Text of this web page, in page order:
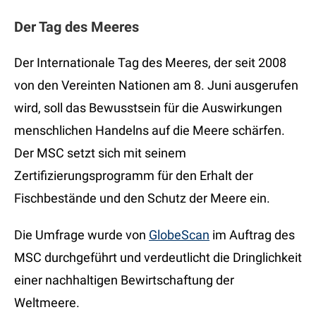
Der Tag des Meeres
Der Internationale Tag des Meeres, der seit 2008
von den Vereinten Nationen am 8. Juni ausgerufen
wird, soll das Bewusstsein für die Auswirkungen
menschlichen Handelns auf die Meere schärfen.
Der MSC setzt sich mit seinem
Zertifizierungsprogramm für den Erhalt der
Fischbestände und den Schutz der Meere ein.
Die Umfrage wurde von GlobeScan im Auftrag des
MSC durchgeführt und verdeutlicht die Dringlichkeit
einer nachhaltigen Bewirtschaftung der
Weltmeere.